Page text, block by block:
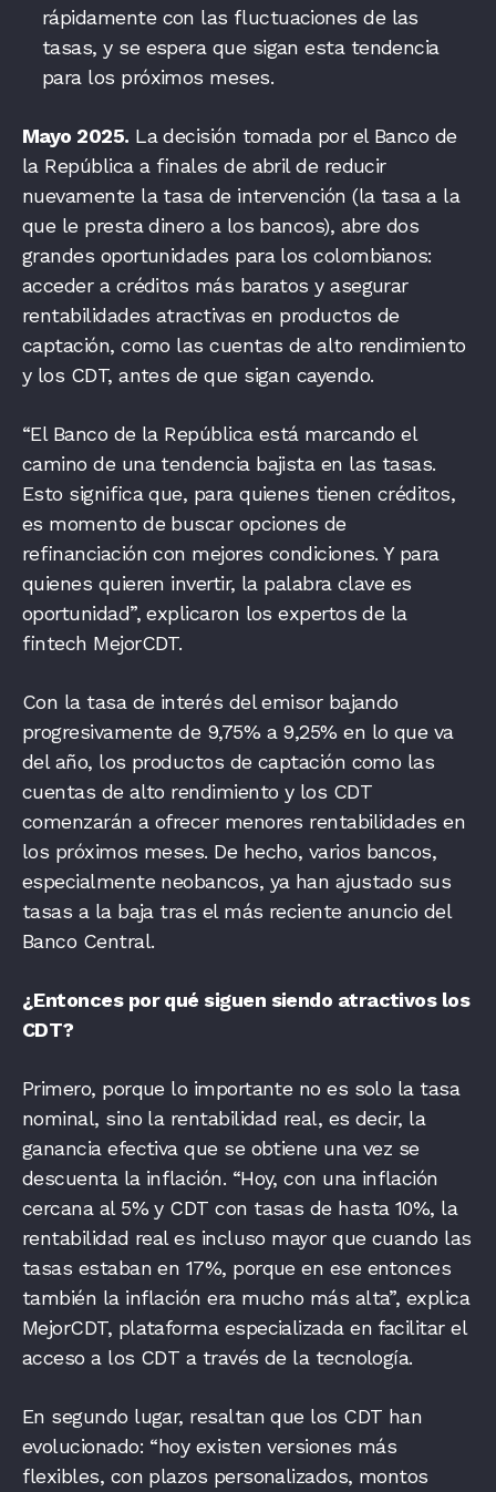
rápidamente con las fluctuaciones de las
tasas, y se espera que sigan esta tendencia
para los próximos meses.
Mayo 2025. La decisión tomada por el Banco de
la República a finales de abril de reducir
nuevamente la tasa de intervención (la tasa a la
que le presta dinero a los bancos), abre dos
grandes oportunidades para los colombianos:
acceder a créditos más baratos y asegurar
rentabilidades atractivas en productos de
captación, como las cuentas de alto rendimiento
y los CDT, antes de que sigan cayendo.
“El Banco de la República está marcando el
camino de una tendencia bajista en las tasas.
Esto significa que, para quienes tienen créditos,
es momento de buscar opciones de
refinanciación con mejores condiciones. Y para
quienes quieren invertir, la palabra clave es
oportunidad”, explicaron los expertos de la
fintech MejorCDT.
Con la tasa de interés del emisor bajando
progresivamente de 9,75% a 9,25% en lo que va
del año, los productos de captación como las
cuentas de alto rendimiento y los CDT
comenzarán a ofrecer menores rentabilidades en
los próximos meses. De hecho, varios bancos,
especialmente neobancos, ya han ajustado sus
tasas a la baja tras el más reciente anuncio del
Banco Central.
¿Entonces por qué siguen siendo atractivos los
CDT?
Primero, porque lo importante no es solo la tasa
nominal, sino la rentabilidad real, es decir, la
ganancia efectiva que se obtiene una vez se
descuenta la inflación. “Hoy, con una inflación
cercana al 5% y CDT con tasas de hasta 10%, la
rentabilidad real es incluso mayor que cuando las
tasas estaban en 17%, porque en ese entonces
también la inflación era mucho más alta”, explica
MejorCDT, plataforma especializada en facilitar el
acceso a los CDT a través de la tecnología.
En segundo lugar, resaltan que los CDT han
evolucionado: “hoy existen versiones más
flexibles, con plazos personalizados, montos